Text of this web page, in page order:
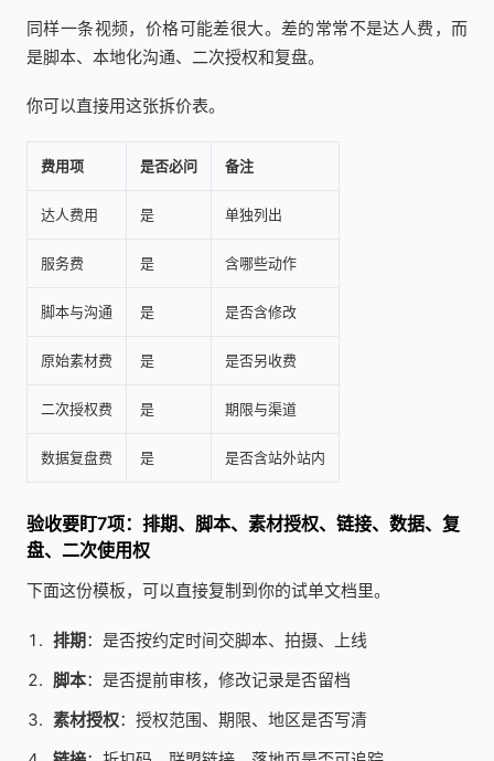
同样一条视频，价格可能差很大。差的常常不是达人费，而
是脚本、本地化沟通、二次授权和复盘。
你可以直接用这张拆价表。
费用项 是否必问 备注
达人费用 是 单独列出
服务费 是 含哪些动作
脚本与沟通 是 是否含修改
原始素材费 是 是否另收费
二次授权费 是 期限与渠道
数据复盘费 是 是否含站外站内
验收要盯7项：排期、脚本、素材授权、链接、数据、复
盘、二次使用权
下面这份模板，可以直接复制到你的试单文档里。
排期：是否按约定时间交脚本、拍摄、上线
脚本：是否提前审核，修改记录是否留档
素材授权：授权范围、期限、地区是否写清